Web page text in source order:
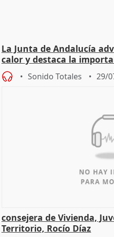
La Junta de Andalucía
calor y destaca la
Sonido Totales 29/
consejera de Vivienda,
Territorio, Rocío Díaz